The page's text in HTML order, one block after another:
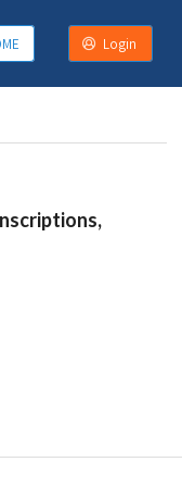
Login